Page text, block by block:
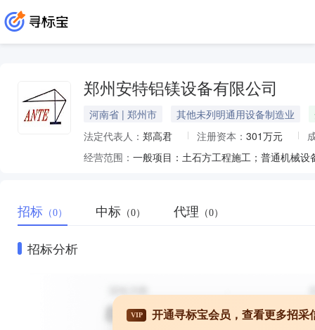
郑州安特铝镁设备有限公司
河南省 | 郑州市 其他未列明通用设备制造业
法定代表人： 郑高君 注册资本： 301万元
经营范围：
招标 （0） 中标 （0） 代理 （0）
招标分析
VIP 开通寻标宝会员，查看更多招采